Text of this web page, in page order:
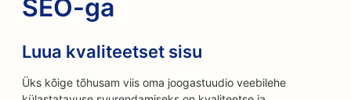
SEO-ga
Luua kvaliteetset sisu
Üks kõige tõhusam viis oma joogastuudio veebilehe